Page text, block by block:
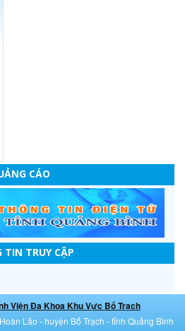
CÁO
TIN TRUY CẬP
Viện Đa Khoa Khu Vực Bố Trạch
Lão - huyện Bố Trạch - tỉnh Quảng Bình